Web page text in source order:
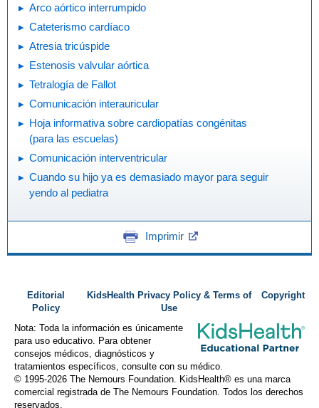
Arco aórtico interrumpido
Cateterismo cardíaco
Atresia tricúspide
Estenosis valvular aórtica
Tetralogía de Fallot
Comunicación interauricular
Hoja informativa sobre cardiopatías congénitas
(para las escuelas)
Comunicación interventricular
Cuando su hijo ya es demasiado mayor para seguir
yendo al pediatra
Imprimir
Editorial
Policy
KidsHealth Privacy Policy & Terms of
Use
Copyright
Nota: Toda la información es únicamente
para uso educativo. Para obtener
consejos médicos, diagnósticos y
tratamientos específicos, consulte con su médico.
© 1995-2026 The Nemours Foundation. KidsHealth® es una marca
comercial registrada de The Nemours Foundation. Todos los derechos
reservados.